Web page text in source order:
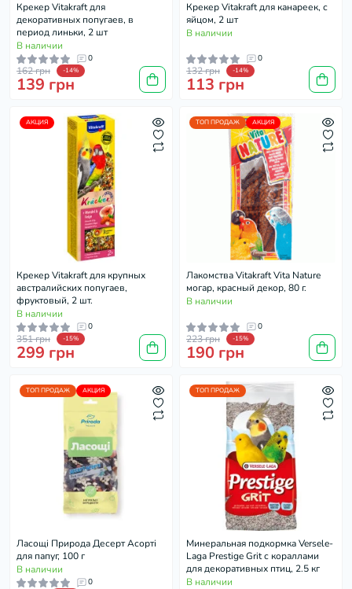
Крекер Vitakraft для
декоративных попугаев, в
период линьки, 2 шт
В наличии
0
162 грн -14%
139 грн
Крекер Vitakraft для канареек, с
яйцом, 2 шт
В наличии
0
132 грн -14%
113 грн
АКЦИЯ
Крекер Vitakraft для крупных
австралийских попугаев,
фруктовый, 2 шт.
В наличии
0
351 грн -15%
299 грн
ТОП ПРОДАЖ АКЦИЯ
Лакомства Vitakraft Vita Nature
могар, красный декор, 80 г.
В наличии
0
223 грн -15%
190 грн
ТОП ПРОДАЖ АКЦИЯ
Ласощі Природа Десерт Асорті
для папуг, 100 г
В наличии
0
ТОП ПРОДАЖ
Минеральная подкормка Versele-
Laga Prestige Grit с кораллами
для декоративных птиц, 2.5 кг
В наличии